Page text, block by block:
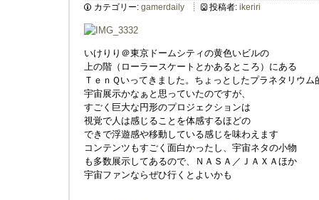
カテゴリー: gamerdaily 投稿者: ikeriri
いけりり＠東京ドームシティの黄色いビルの
上の階（ローラースケートとかあるところ）にある
ＴｅｎＱいってきました。ちょっとしたプラネタリウム
宇宙展示かなぁと思っていたのですが、
すごく巨大な円形のプロジェクションは
視覚で人は感じることを体感するほどの
できで浮遊感や移動している感じを味わえます
コンテンツもすごく面白かったし、宇宙ネタの小物
も多数展示してあるので、ＮＡＳＡ／ＪＡＸＡほか
宇宙ファンならぜひ行くとよいかも